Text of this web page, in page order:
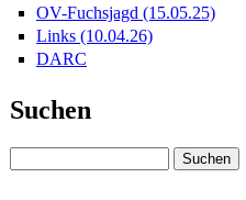
OV-Fuchsjagd (15.05.25)
Links (10.04.26)
DARC
Suchen